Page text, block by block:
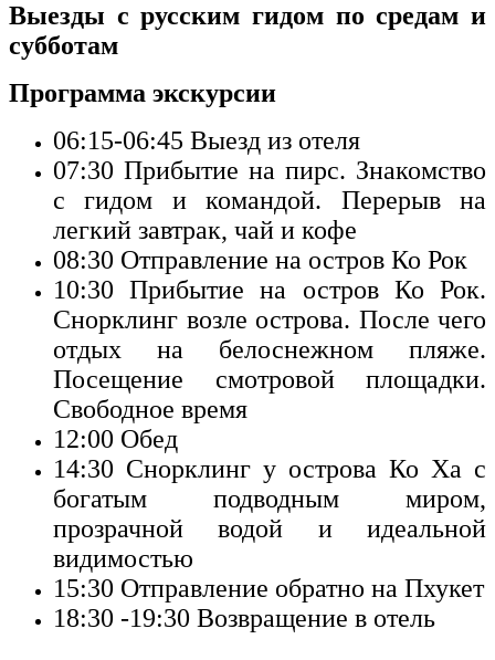
Выезды с русским гидом по средам и
субботам
Программа экскурсии
06:15-06:45 Выезд из отеля
07:30 Прибытие на пирс. Знакомство
с гидом и командой. Перерыв на
легкий завтрак, чай и кофе
08:30 Отправление на остров Ко Рок
10:30 Прибытие на остров Ко Рок.
Снорклинг возле острова. После чего
отдых на белоснежном пляже.
Посещение смотровой площадки.
Свободное время
12:00 Обед
14:30 Снорклинг у острова Ко Ха с
богатым подводным миром,
прозрачной водой и идеальной
видимостью
15:30 Отправление обратно на Пхукет
18:30 -19:30 Возвращение в отель